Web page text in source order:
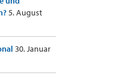
5. August
30. Januar